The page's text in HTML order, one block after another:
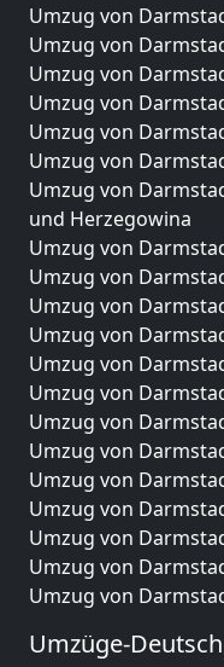
Umzug von
Umzug von
Umzug von
Umzug von
Umzug von
Umzug von
Umzug von
und Herzegowina
Umzug von
Umzug von
Umzug von
Umzug von
Umzug von
Umzug von
Umzug von
Umzug von
Umzug von
Umzug von
Umzug von
Umzug von
Umzug von
Umzüge-